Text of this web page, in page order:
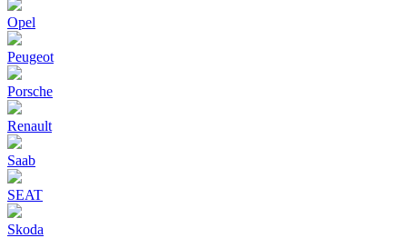
Opel
Peugeot
Porsche
Renault
Saab
SEAT
Skoda